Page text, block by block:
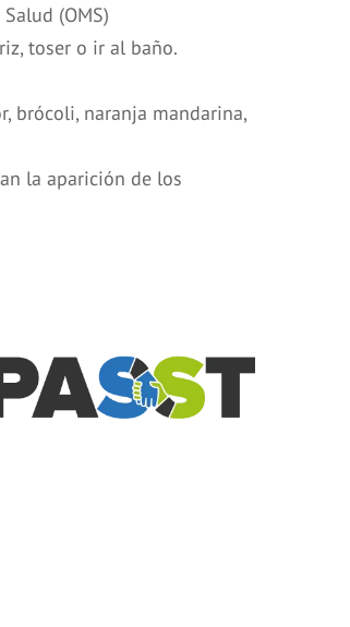
(OMS)
toser o ir al baño.
brócoli, naranja mandarina,
la aparición de los